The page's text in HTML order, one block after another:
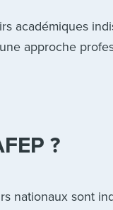
académiques
approche
?
nationaux sont